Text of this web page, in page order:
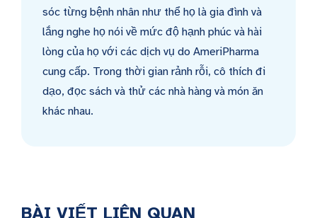
sóc từng bệnh nhân như thể họ là gia đình và
lắng nghe họ nói về mức độ hạnh phúc và hài
lòng của họ với các dịch vụ do AmeriPharma
cung cấp. Trong thời gian rảnh rỗi, cô thích đi
dạo, đọc sách và thử các nhà hàng và món ăn
khác nhau.
BÀI VIẾT LIÊN QUAN